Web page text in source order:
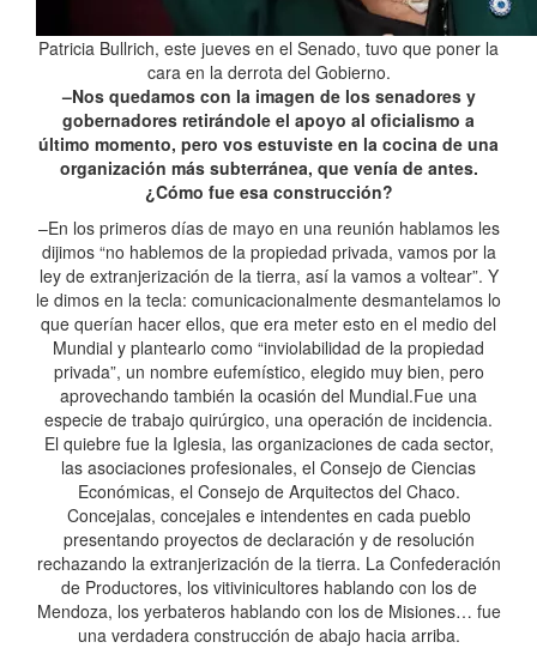
Patricia Bullrich, este jueves en el Senado, tuvo que poner la
cara en la derrota del Gobierno.
–Nos quedamos con la imagen de los senadores y
gobernadores retirándole el apoyo al oficialismo a
último momento, pero vos estuviste en la cocina de una
organización más subterránea, que venía de antes.
¿Cómo fue esa construcción?
–En los primeros días de mayo en una reunión hablamos les
dijimos “no hablemos de la propiedad privada, vamos por la
ley de extranjerización de la tierra, así la vamos a voltear”. Y
le dimos en la tecla: comunicacionalmente desmantelamos lo
que querían hacer ellos, que era meter esto en el medio del
Mundial y plantearlo como “inviolabilidad de la propiedad
privada”, un nombre eufemístico, elegido muy bien, pero
aprovechando también la ocasión del Mundial.Fue una
especie de trabajo quirúrgico, una operación de incidencia.
El quiebre fue la Iglesia, las organizaciones de cada sector,
las asociaciones profesionales, el Consejo de Ciencias
Económicas, el Consejo de Arquitectos del Chaco.
Concejalas, concejales e intendentes en cada pueblo
presentando proyectos de declaración y de resolución
rechazando la extranjerización de la tierra. La Confederación
de Productores, los vitivinicultores hablando con los de
Mendoza, los yerbateros hablando con los de Misiones… fue
una verdadera construcción de abajo hacia arriba.